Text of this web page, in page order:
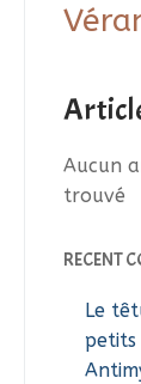
Aucun
trouvé
RECENT
Le
petits